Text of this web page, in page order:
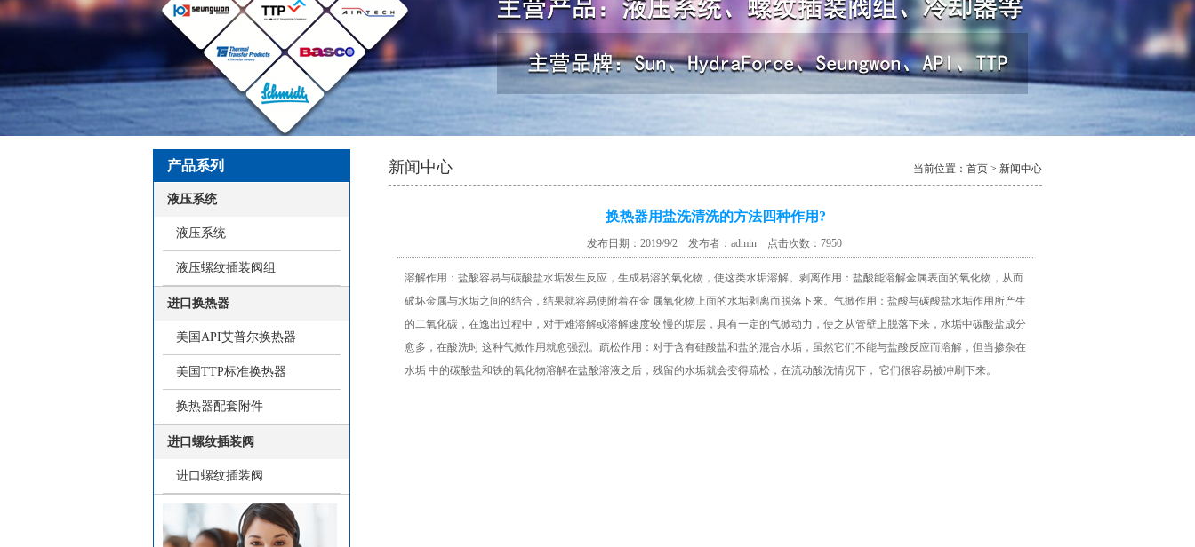
产品系列
液压系统
液压系统
液压螺纹插装阀组
进口换热器
美国API艾普尔换热器
美国TTP标准换热器
换热器配套附件
进口螺纹插装阀
进口螺纹插装阀
新闻中心 当前位置：首页 > 新闻中心
换热器用盐洗清洗的方法四种作用?
发布日期：2019/9/2 发布者：admin 点击次数：7950
溶解作用：盐酸容易与碳酸盐水垢发生反应，生成易溶的氣化物，使这类水垢溶解。剥离作用：盐酸能溶解金属表面的氧化物，从而
破坏金属与水垢之间的结合，结果就容易使附着在金 属氧化物上面的水垢剥离而脱落下来。气掀作用：盐酸与碳酸盐水垢作用所产生
的二氧化碳，在逸出过程中，对于难溶解或溶解速度较 慢的垢层，具有一定的气掀动力，使之从管壁上脱落下来，水垢中碳酸盐成分
愈多，在酸洗时 这种气掀作用就愈强烈。疏松作用：对于含有硅酸盐和盐的混合水垢，虽然它们不能与盐酸反应而溶解，但当掺杂在
水垢 中的碳酸盐和铁的氧化物溶解在盐酸溶液之后，残留的水垢就会变得疏松，在流动酸洗情况下， 它们很容易被冲刷下来。